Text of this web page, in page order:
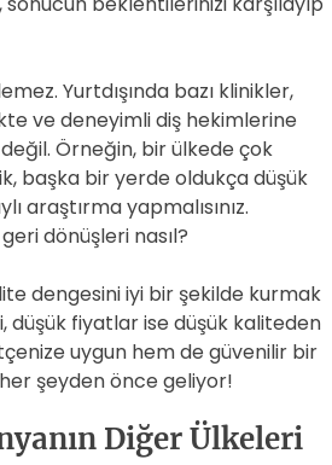
Yurtdışında bazı klinikler,
ve deneyimli diş hekimlerine
Örneğin, bir ülkede çok
başka bir yerde oldukça düşük
araştırma yapmalısınız.
dönüşleri nasıl?
dengesini iyi bir şekilde kurmak
düşük fiyatlar ise düşük kaliteden
uygun hem de güvenilir bir
her şeyden önce geliyor!
Diğer Ülkeleri